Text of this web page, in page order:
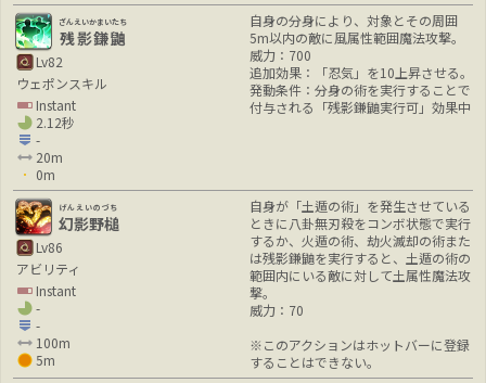
残影鎌鼬
ざんえいかまいたち
Lv82
ウェポンスキル
Instant
2.12秒
-
20m
0m
自身の分身により、対象とその周囲
5m以内の敵に風属性範囲魔法攻撃。
威力：700
追加効果：「忍気」を10上昇させる。
発動条件：分身の術を実行することで
付与される「残影鎌鼬実行可」効果中
幻影野槌
げんえいのづち
Lv86
アビリティ
Instant
-
-
100m
5m
自身が「土遁の術」を発生させている
ときに八卦無刃殺をコンボ状態で実行
するか、火遁の術、劫火滅却の術また
は残影鎌鼬を実行すると、土遁の術の
範囲内にいる敵に対して土属性魔法攻
撃。
威力：70
※このアクションはホットバーに登録
することはできない。